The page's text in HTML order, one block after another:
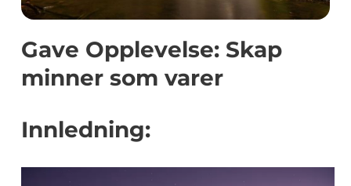
Gave Opplevelse: Skap
minner som varer
Innledning: